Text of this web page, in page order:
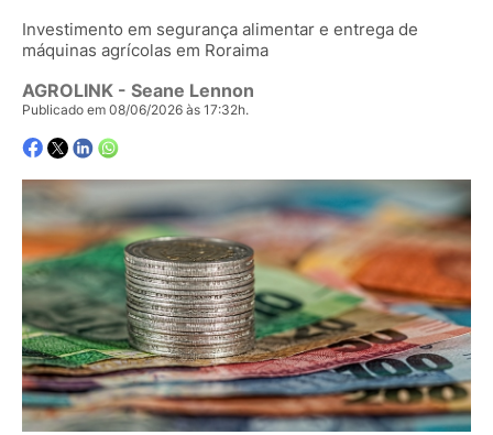
Investimento em segurança alimentar e entrega de
máquinas agrícolas em Roraima
AGROLINK - Seane Lennon
Publicado em 08/06/2026 às 17:32h.